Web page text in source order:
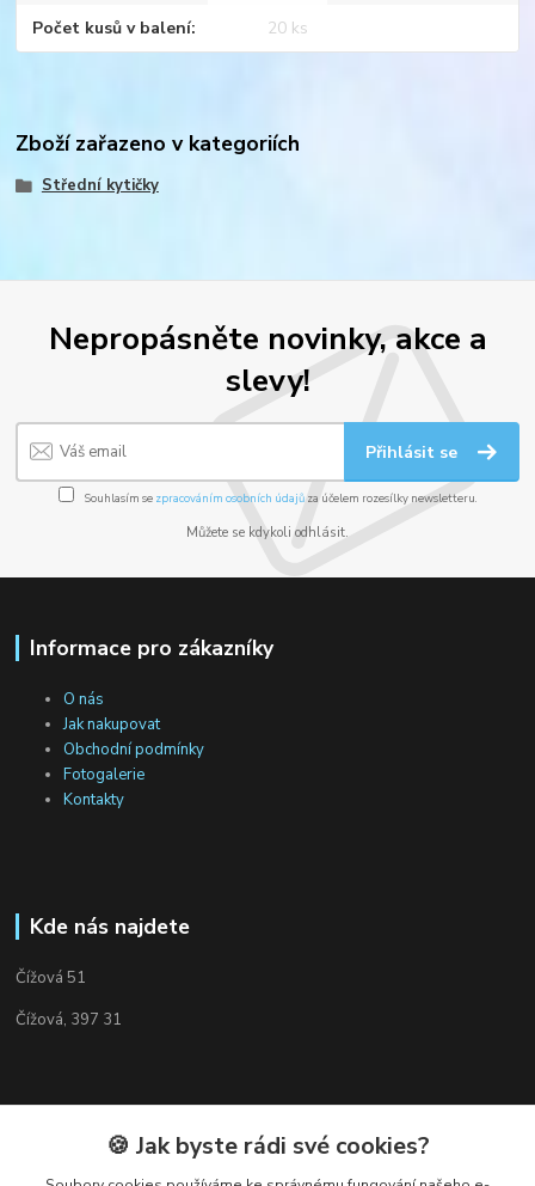
Počet kusů v balení 20 ks
Zboží zařazeno v kategoriích
Střední kytičky
Nepropásněte novinky, akce a
slevy!
Přihlásit se
Souhlasím se zpracováním osobních údajůza účelem rozesílky newsletteru.
Můžete se kdykoli odhlásit.
Informace pro zákazníky
O nás
Jak nakupovat
Obchodní podmínky
Fotogalerie
Kontakty
Kde nás najdete
Čížová 51
Čížová, 397 31
Kontakty🍪 Jak byste rádi své cookies?